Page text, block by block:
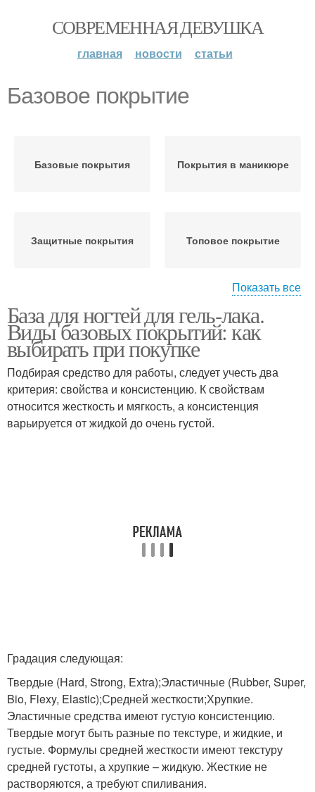
СОВРЕМЕННАЯ ДЕВУШКА
главная новости статьи
Базовое покрытие
Базовые покрытия Покрытия в маникюре
Защитные покрытия Топовое покрытие
индустрии
Покрытие для ногтей
Показать все
База для ногтей для гель-лака.
Виды базовых покрытий: как
выбирать при покупке
Подбирая средство для работы, следует учесть два
критерия: свойства и консистенцию. К свойствам
относится жесткость и мягкость, а консистенция
варьируется от жидкой до очень густой.
Градация следующая:
Твердые (Hard, Strong, Extra);Эластичные (Rubber, Super,
Bio, Flexy, Elastic);Средней жесткости;Хрупкие.
Эластичные средства имеют густую консистенцию.
Твердые могут быть разные по текстуре, и жидкие, и
густые. Формулы средней жесткости имеют текстуру
средней густоты, а хрупкие – жидкую. Жесткие не
растворяются, а требуют спиливания.